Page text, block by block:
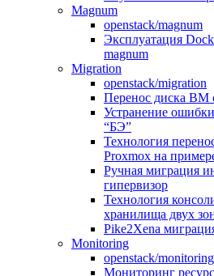
Magnum
openstack/magnum
Эксплуатация
magnum
Migration
openstack/migration
Перенос диска ВМ
Устранение
“БЭ”
Технология
Proxmox на
Ручная миграция
гипервизор
Технология
хранилища двух
Pike2Xena
Monitoring
openstack/monitoring
Мониторинг